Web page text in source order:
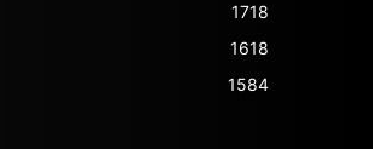
1718
1618
1584